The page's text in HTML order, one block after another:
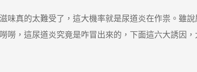
真的太難受了，這大機率就是尿道炎在作祟。雖說
嘮，這尿道炎究竟是咋冒出來的，下面這六大誘因